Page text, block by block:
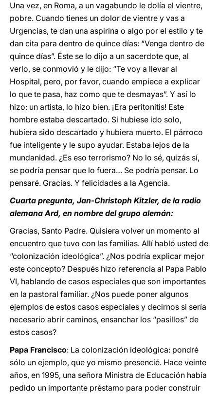
Una vez, en Roma, a un vagabundo le dolía el vientre,
pobre. Cuando tienes un dolor de vientre y vas a
Urgencias, te dan una aspirina o algo por el estilo y te
dan cita para dentro de quince días: “Venga dentro de
quince días”. Éste se lo dijo a un sacerdote que, al
verlo, se conmovió y le dijo: “Te voy a llevar al
Hospital, pero, por favor, cuando empiece a explicar
lo que te pasa, haz como que te desmayas”. Y así lo
hizo: un artista, lo hizo bien. ¡Era peritonitis! Este
hombre estaba descartado. Si hubiese ido solo,
hubiera sido descartado y hubiera muerto. El párroco
fue inteligente y le supo ayudar. Estaba lejos de la
mundanidad. ¿Es eso terrorismo? No lo sé, quizás sí,
se podría pensar que lo fuera… Se podría pensar. Lo
pensaré. Gracias. Y felicidades a la Agencia.
Cuarta pregunta, Jan-Christoph Kitzler, de la radio
alemana Ard, en nombre del grupo alemán:
Gracias, Santo Padre. Quisiera volver un momento al
encuentro que tuvo con las familias. Allí habló usted de
“colonización ideológica”. ¿Nos podría explicar mejor
este concepto? Después hizo referencia al Papa Pablo
VI, hablando de casos especiales que son importantes
en la pastoral familiar. ¿Nos puede poner algunos
ejemplos de estos casos especiales y decirnos si sería
necesario abrir caminos, ensanchar los “pasillos” de
estos casos?
Papa Francisco: La colonización ideológica: pondré
sólo un ejemplo, que yo mismo presencié. Hace veinte
años, en 1995, una señora Ministra de Educación había
pedido un importante préstamo para poder construir